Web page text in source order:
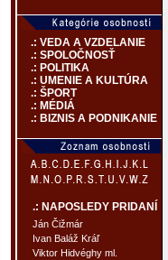
.: VEDA A VZDELANIE
.: SPOLOČNOSŤ
.: POLITIKA
.: UMENIE A KULTÚRA
.: ŠPORT
.: MÉDIÁ
.: BIZNIS A PODNIKANIE
.: NAPOSLEDY PRIDANÍ
Ján Čižmár
Ivan Baláž Kráľ
Viktor Hidvéghy ml.